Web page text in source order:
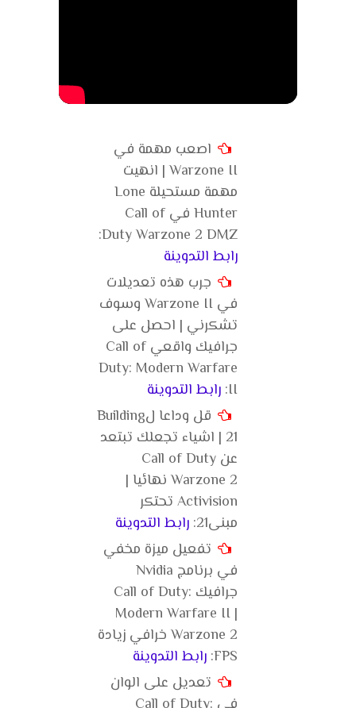
اصعب مهمة في
Warzone II | انهيت
مهمة مستحيلة Lone
Hunter في Call of
Duty Warzone 2 DMZ:
رابط التدوينة
جرب هذه تعديلات
في Warzone II وسوف
تشكرني | احصل على
جرافيك واقعي Call of
Duty: Modern Warfare
II: رابط التدوينة
قل وداعا لBuilding
21 | اشياء تجعلك تبتعد
عن Call of Duty
Warzone 2 نهائيا |
Activision تحتكر
مبنى21:
رابط التدوينة
تفعيل ميزة مخفي
في برنامج Nvidia
جرافيك Call of Duty:
Modern Warfare II |
Warzone 2 خرافي زيادة
FPS: رابط التدوينة
تعديل على الوان